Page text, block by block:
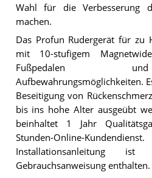
Wahl für die Verbesserung
machen.
Das Profun Rudergerät für zu
mit 10-stufigem
Fußpedalen
Aufbewahrungsmöglichkeiten.
Beseitigung von
bis ins hohe Alter ausgeübt
beinhaltet 1 Jahr
Stunden-Online-
Installationsanleitung
Gebrauchsanweisung enthalten.